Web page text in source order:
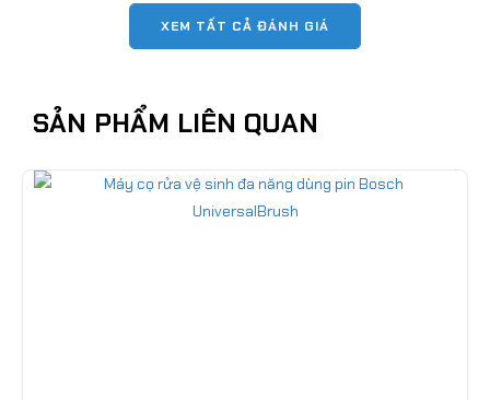
XEM TẤT CẢ ĐÁNH GIÁ
SẢN PHẨM LIÊN QUAN